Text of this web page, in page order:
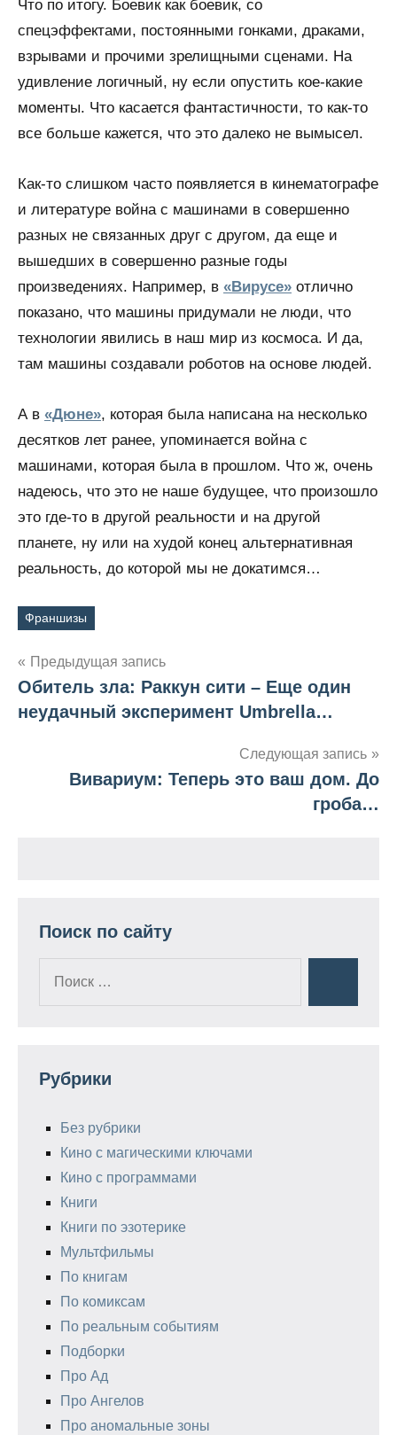
Что по итогу. Боевик как боевик, со
спецэффектами, постоянными гонками, драками,
взрывами и прочими зрелищными сценами. На
удивление логичный, ну если опустить кое-какие
моменты. Что касается фантастичности, то как-то
все больше кажется, что это далеко не вымысел.
Как-то слишком часто появляется в кинематографе
и литературе война с машинами в совершенно
разных не связанных друг с другом, да еще и
вышедших в совершенно разные годы
произведениях. Например, в «Вирусе» отлично
показано, что машины придумали не люди, что
технологии явились в наш мир из космоса. И да,
там машины создавали роботов на основе людей.
А в «Дюне», которая была написана на несколько
десятков лет ранее, упоминается война с
машинами, которая была в прошлом. Что ж, очень
надеюсь, что это не наше будущее, что произошло
это где-то в другой реальности и на другой
планете, ну или на худой конец альтернативная
реальность, до которой мы не докатимся…
Метки
Франшизы
Навигация
по
Предыдущая запись
Обитель зла: Раккун сити – Еще один
неудачный эксперимент Umbrella…
Следующая запись
Вивариум: Теперь это ваш дом. До
гроба…
Поиск по сайту
Рубрики
Без рубрики
Кино с магическими ключами
Кино с программами
Книги
Книги по эзотерике
Мультфильмы
По книгам
По комиксам
По реальным событиям
Подборки
Про Ад
Про Ангелов
Про аномальные зоны